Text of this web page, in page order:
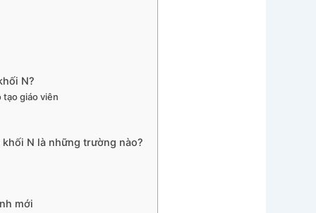
N?
tạo giáo viên
N là những trường nào?
mới